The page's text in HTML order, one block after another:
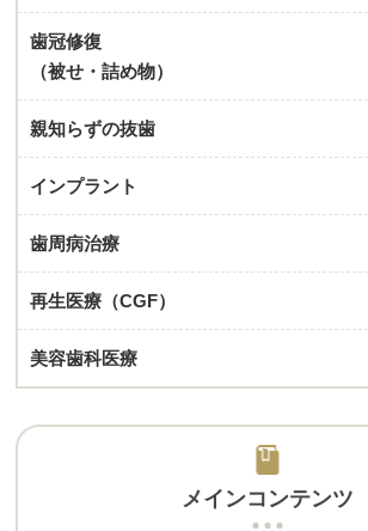
歯冠修復
（被せ・詰め物）
親知らずの抜歯
インプラント
歯周病治療
再生医療（CGF）
美容歯科医療
メインコンテンツ